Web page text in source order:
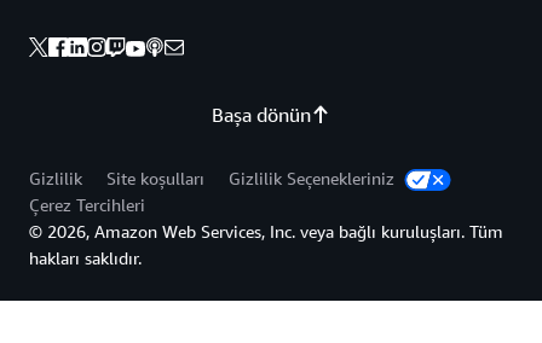
Başa dönün
Gizlilik Site koşulları
Gizlilik Seçenekleriniz
Çerez Tercihleri
© 2026, Amazon Web Services, Inc. veya bağlı kuruluşları. Tüm
hakları saklıdır.